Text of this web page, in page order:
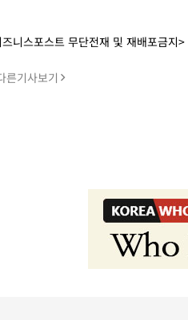
니스포스트 무단전재 및 재배포금지>
른기사보기